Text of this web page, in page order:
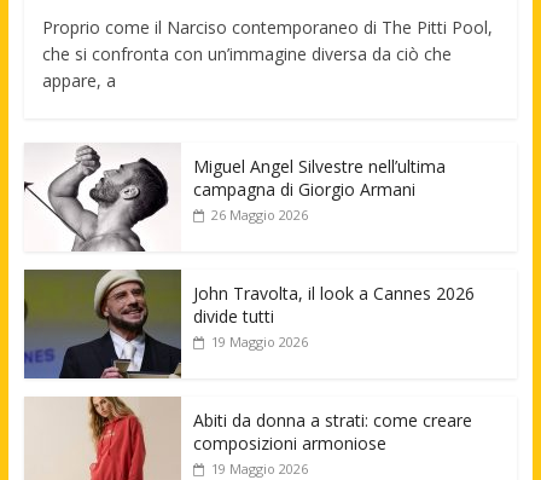
Proprio come il Narciso contemporaneo di The Pitti Pool,
che si confronta con un’immagine diversa da ciò che
appare, a
Miguel Angel Silvestre nell’ultima
campagna di Giorgio Armani
26 Maggio 2026
John Travolta, il look a Cannes 2026
divide tutti
19 Maggio 2026
Abiti da donna a strati: come creare
composizioni armoniose
19 Maggio 2026